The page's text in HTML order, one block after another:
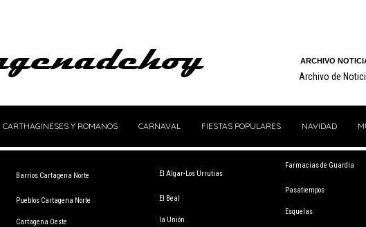
ARCHIVO
Archivo de
CARTHAGINESES Y ROMANOS CARNAVAL FIESTAS POPULARES NAVIDAD
Barrios Cartagena Norte
Pueblos Cartagena Norte
Cartagena Oeste
El Algar-Los Urrutias
El Beal
la Unión
Farmacias de Guardia
Pasatiempos
Esquelas